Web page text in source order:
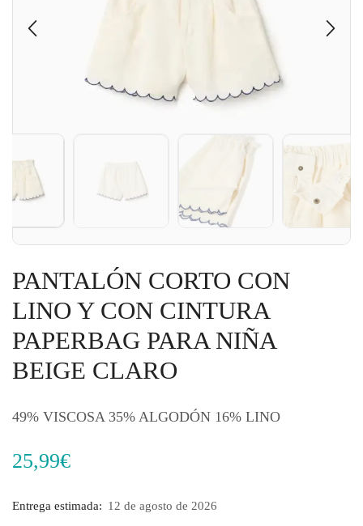
PANTALÓN CORTO CON
LINO Y CON CINTURA
PAPERBAG PARA NIÑA
BEIGE CLARO
49% VISCOSA 35% ALGODÓN 16% LINO
25,99€
Entrega estimada: 12 de agosto de 2026